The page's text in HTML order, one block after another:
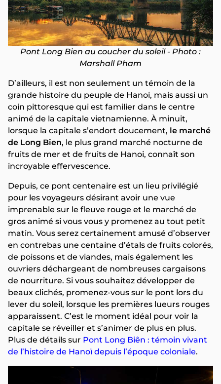
Pont Long Bien au coucher du soleil - Photo :
Marshall Pham
D’ailleurs, il est non seulement un témoin de la
grande histoire du peuple de Hanoi, mais aussi un
coin pittoresque qui est familier dans le centre
animé de la capitale vietnamienne. À minuit,
lorsque la capitale s’endort doucement, le marché
de Long Bien, le plus grand marché nocturne de
fruits de mer et de fruits de Hanoi, connaît son
incroyable effervescence.
Depuis, ce pont centenaire est un lieu privilégié
pour les voyageurs désirant avoir une vue
imprenable sur le fleuve rouge et le marché de
gros animé si vous vous y promenez au tout petit
matin. Vous serez certainement amusé d’observer
en contrebas une centaine d’étals de fruits colorés,
de poissons et de viandes, mais également les
ouvriers déchargeant de nombreuses cargaisons
de nourriture. Si vous souhaitez développer de
beaux clichés, promenez-vous sur le pont lors du
lever du soleil, lorsque les premières lueurs rouges
apparaissent. C’est le moment idéal pour voir la
capitale se réveiller et s’animer de plus en plus.
Plus de détails sur Pont Long Biên : témoin vivant
de l’histoire de Hanoï depuis l’époque coloniale.